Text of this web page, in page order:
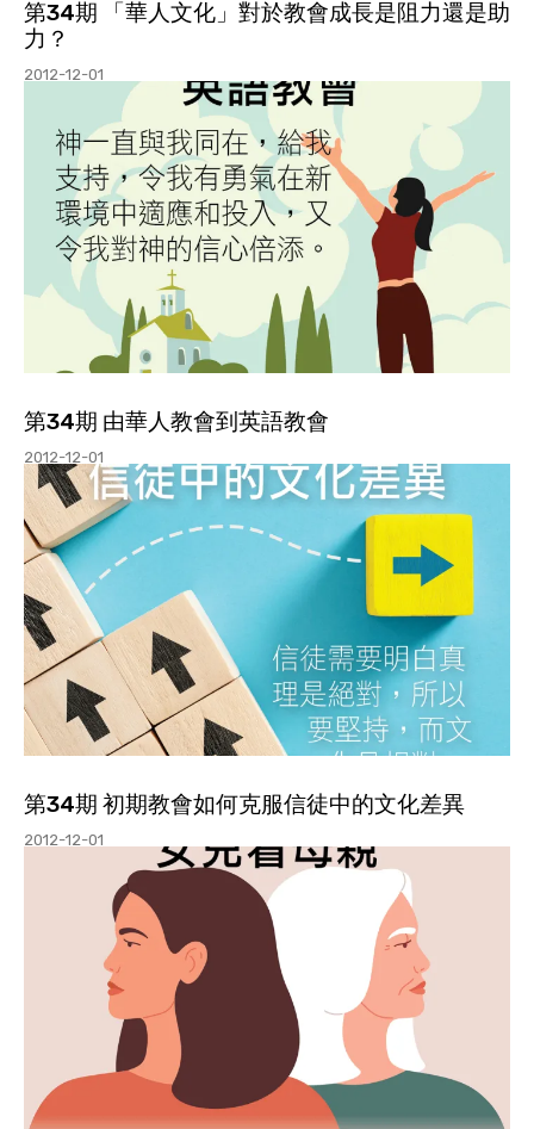
第34期 「華人文化」對於教會成長是阻力還是助
力？
2012-12-01
第34期 由華人教會到英語教會
2012-12-01
第34期 初期教會如何克服信徒中的文化差異
2012-12-01